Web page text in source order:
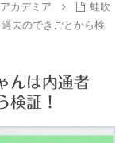
カデミア
蛙吹
去のできごとから検
んは内通者
検証！